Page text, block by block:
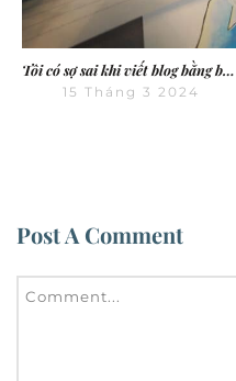
Tôi có sợ sai khi viết blog bằng ba ngôn ngữ không?
15 Tháng 3 2024
Post A Comment